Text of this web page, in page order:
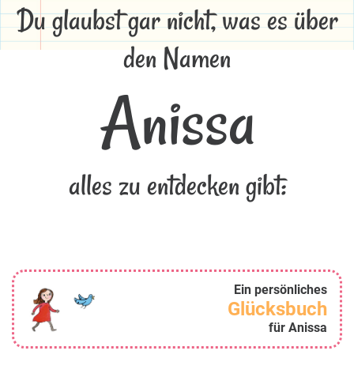
Du glaubst gar nicht, was es über
den Namen
Anissa
alles zu entdecken gibt:
Ein persönliches
Glücksbuch
für Anissa